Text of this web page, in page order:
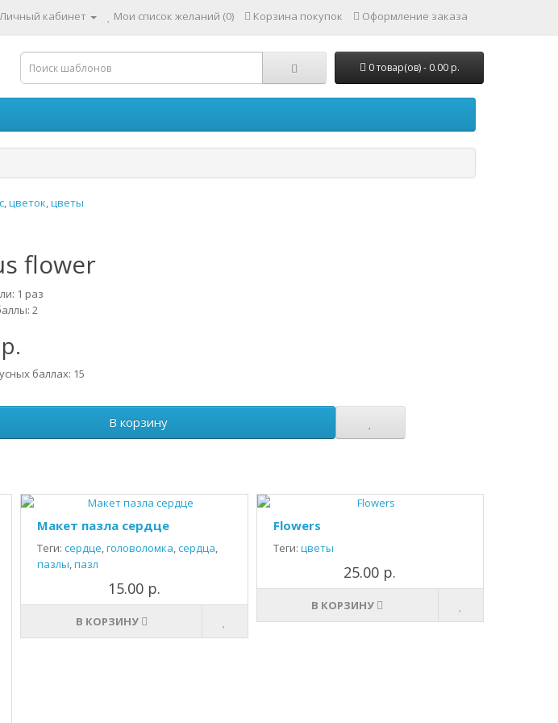
Личный кабинет Мои список желаний (0) Корзина покупок Оформление заказа
0 товар(ов) - 0.00 р.
,цветок,цветы
flower
1 раз
2
баллах: 15
В корзину
Макет пазла сердце
Теги: сердце,головоломка,сердца,
пазлы,пазл
15.00 р.
В КОРЗИНУ
Flowers
Теги: цветы
25.00 р.
В КОРЗИНУ